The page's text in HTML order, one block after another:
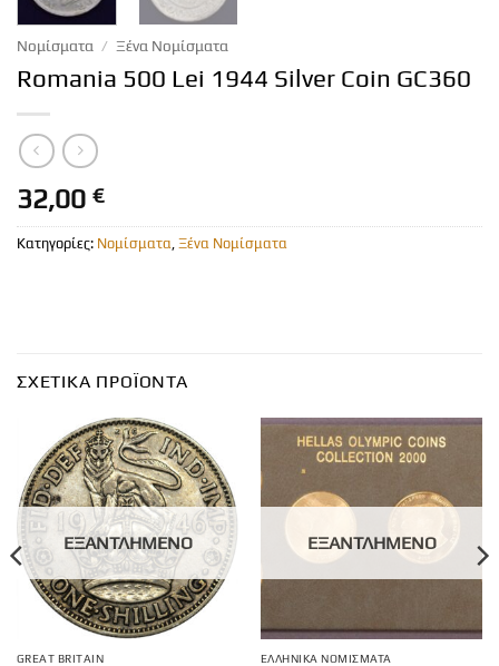
Νομίσματα / Ξένα Νομίσματα
Romania 500 Lei 1944 Silver Coin GC360
32,00 €
Κατηγορίες: Νομίσματα, Ξένα Νομίσματα
ΣΧΕΤΙΚΆ ΠΡΟΪΌΝΤΑ
ΕΞΑΝΤΛΗΜΈΝΟ
GREAT BRITAIN
ΕΞΑΝΤΛΗΜΈΝΟ
ΕΛΛΗΝΙΚΆ ΝΟΜΊΣΜΑΤΑ